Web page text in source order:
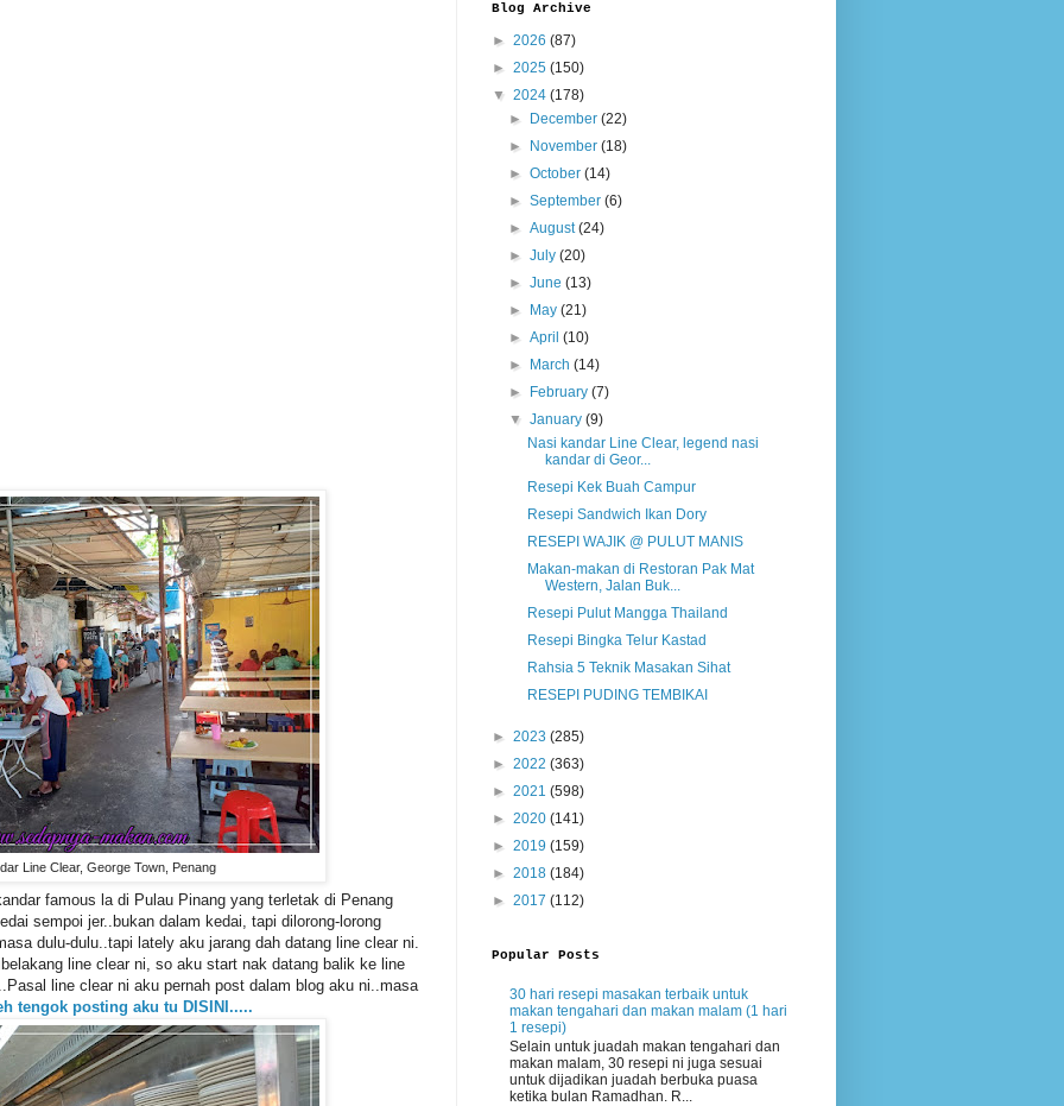
Line Clear, George Town, Penang
famous la di Pulau Pinang yang terletak di Penang
sempoi jer..bukan dalam kedai, tapi dilorong-lorong
dulu-dulu..tapi lately aku jarang dah datang line clear ni.
line clear ni, so aku start nak datang balik ke line
line clear ni aku pernah post dalam blog aku ni..masa
tengok posting aku tu DISINI.....
Blog Archive
► 2026 (87)
► 2025 (150)
▼ 2024 (178)
►
December(22)
►
November(18)
►October(14)
►September(6)
►August(24)
►July(20)
►June(13)
►
May(21)
►April(10)
►
March(14)
►
February(7)
▼January(9)
Nasi kandar Line Clear, legend nasi
kandar di Geor...
Resepi Kek Buah Campur
Resepi Sandwich Ikan Dory
RESEPI WAJIK @ PULUT MANIS
Makan-makan di Restoran Pak Mat
Western, Jalan Buk...
Resepi Pulut Mangga Thailand
Resepi Bingka Telur Kastad
Rahsia 5 Teknik Masakan Sihat
RESEPI PUDING TEMBIKAI
► 2023 (285)
► 2022 (363)
► 2021 (598)
► 2020 (141)
► 2019 (159)
► 2018 (184)
► 2017 (112)
Popular Posts
30 hari resepi masakan terbaik untuk
makan tengahari dan makan malam (1 hari
1 resepi)
Selain untuk juadah makan tengahari dan
makan malam, 30 resepi ni juga sesuai
untuk dijadikan juadah berbuka puasa
ketika bulan Ramadhan. R...